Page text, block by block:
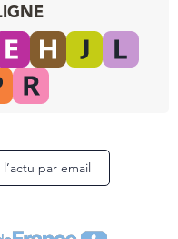
par email